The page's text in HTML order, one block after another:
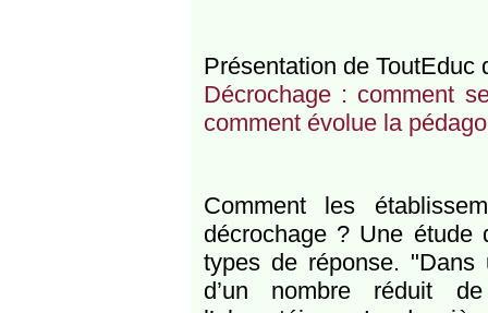
Présentation de ToutEduc
Décrochage : comment
comment évolue la
Comment les
décrochage ? Une étude
types de réponse. "Dans
d’un nombre réduit